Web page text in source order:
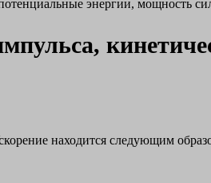
энергии, мощность
находится следующим